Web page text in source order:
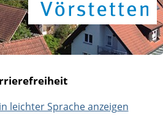
leichter Sprache anzeigen